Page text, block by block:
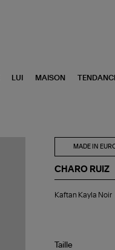
LUI MAISON
MADE IN
CHARO RUIZ
Kayla
Kaftan Kayla Noir
Taille